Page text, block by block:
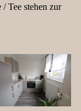
Tee stehen zur